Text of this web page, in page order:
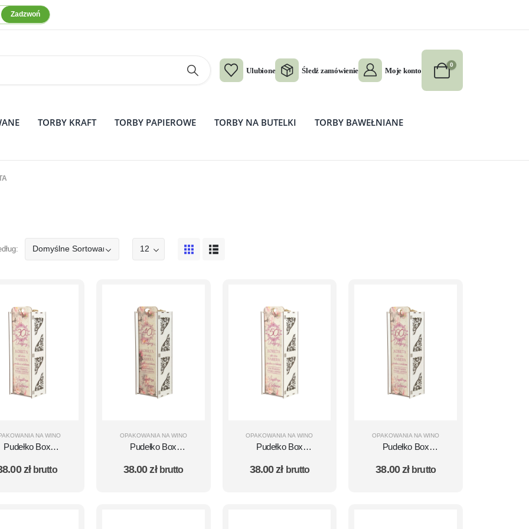
Zadzwoń
Ulubione Śledź zamówienie Moje konto
0
TORBY KRAFT TORBY PAPIEROWE TORBY NA BUTELKI TORBY BAWEŁNIANE
NA WINO
Pudełko Box
wino - 30
zł brutto
OPAKOWANIA NA WINO
Pudełko Box
butelkę wino - 40
38.00zł brutto
OPAKOWANIA NA WINO
Pudełko Box
butelkę wino - 50
38.00zł brutto
OPAKOWANIA NA WINO
Pudełko Box
butelkę wino - 60
38.00zł brutto